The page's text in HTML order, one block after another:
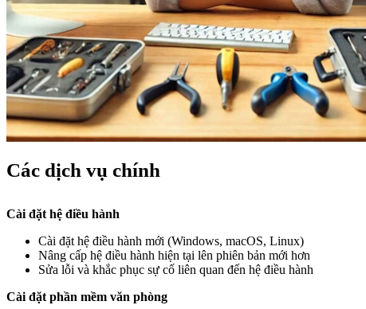
Các dịch vụ chính
Cài đặt hệ điều hành
Cài đặt hệ điều hành mới (Windows, macOS, Linux)
Nâng cấp hệ điều hành hiện tại lên phiên bản mới hơn
Sửa lỗi và khắc phục sự cố liên quan đến hệ điều hành
Cài đặt phần mềm văn phòng